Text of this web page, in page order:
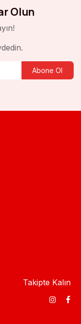
Olun
Abone Ol
Takipte Kalın